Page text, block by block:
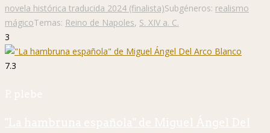
novela histórica traducida 2024 (finalista)Subgéneros: realismo
mágicoTemas: Reino de Napoles, S. XIV a. C.
3
7.3
P. plebe
"La hambruna española" de Miguel Ángel Del